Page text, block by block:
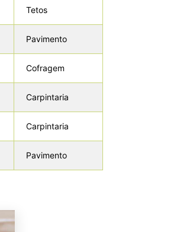
Tetos
Pavimento
Cofragem
Carpintaria
Carpintaria
Pavimento